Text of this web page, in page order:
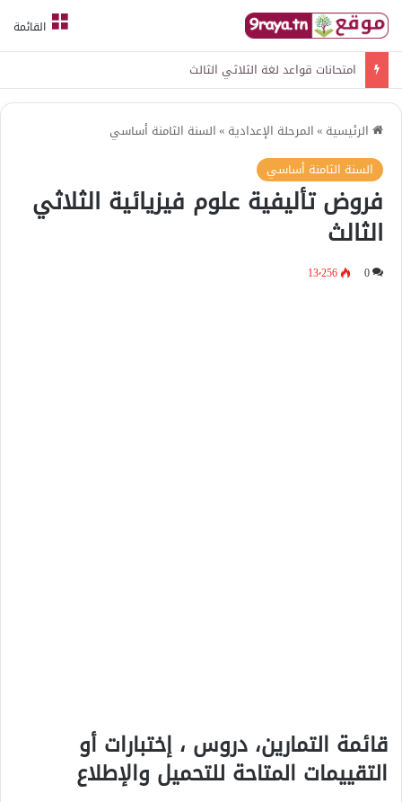
القائمة
امتحانات قواعد لغة الثلاثي الثالث
الرئيسية »المرحلة الإعدادية »السنة الثامنة أساسي
السنة الثامنة أساسي
فروض تأليفية علوم فيزيائية الثلاثي
الثالث
0 13٬256
قائمة التمارين، دروس ، إختبارات أو
التقييمات المتاحة للتحميل والإطلاع